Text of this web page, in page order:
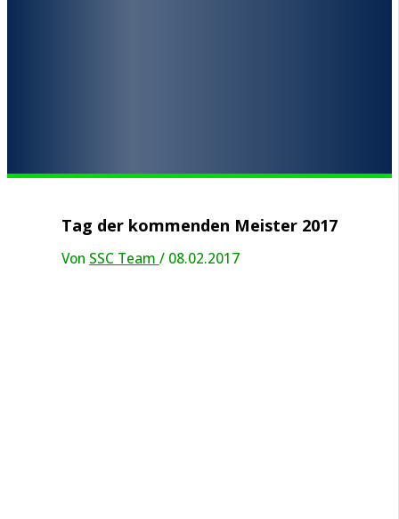
Tag der kommenden Meister 2017
Von SSC Team / 08.02.2017